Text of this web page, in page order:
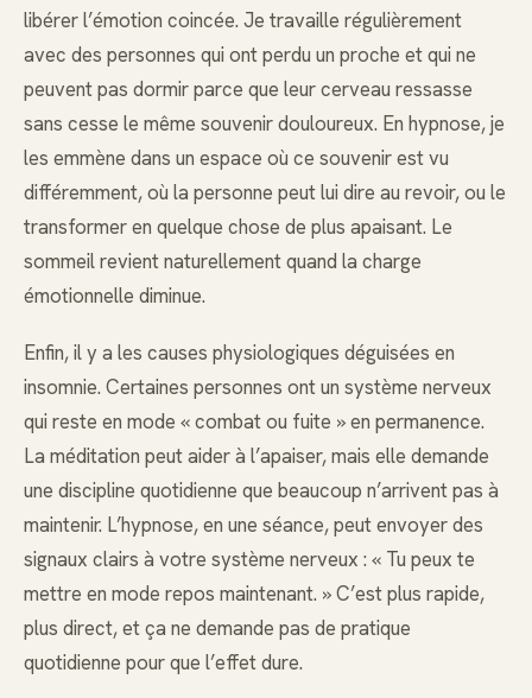
libérer l’émotion coincée. Je travaille régulièrement
avec des personnes qui ont perdu un proche et qui ne
peuvent pas dormir parce que leur cerveau ressasse
sans cesse le même souvenir douloureux. En hypnose, je
les emmène dans un espace où ce souvenir est vu
différemment, où la personne peut lui dire au revoir, ou le
transformer en quelque chose de plus apaisant. Le
sommeil revient naturellement quand la charge
émotionnelle diminue.
Enfin, il y a les causes physiologiques déguisées en
insomnie. Certaines personnes ont un système nerveux
qui reste en mode « combat ou fuite » en permanence.
La méditation peut aider à l’apaiser, mais elle demande
une discipline quotidienne que beaucoup n’arrivent pas à
maintenir. L’hypnose, en une séance, peut envoyer des
signaux clairs à votre système nerveux : « Tu peux te
mettre en mode repos maintenant. » C’est plus rapide,
plus direct, et ça ne demande pas de pratique
quotidienne pour que l’effet dure.